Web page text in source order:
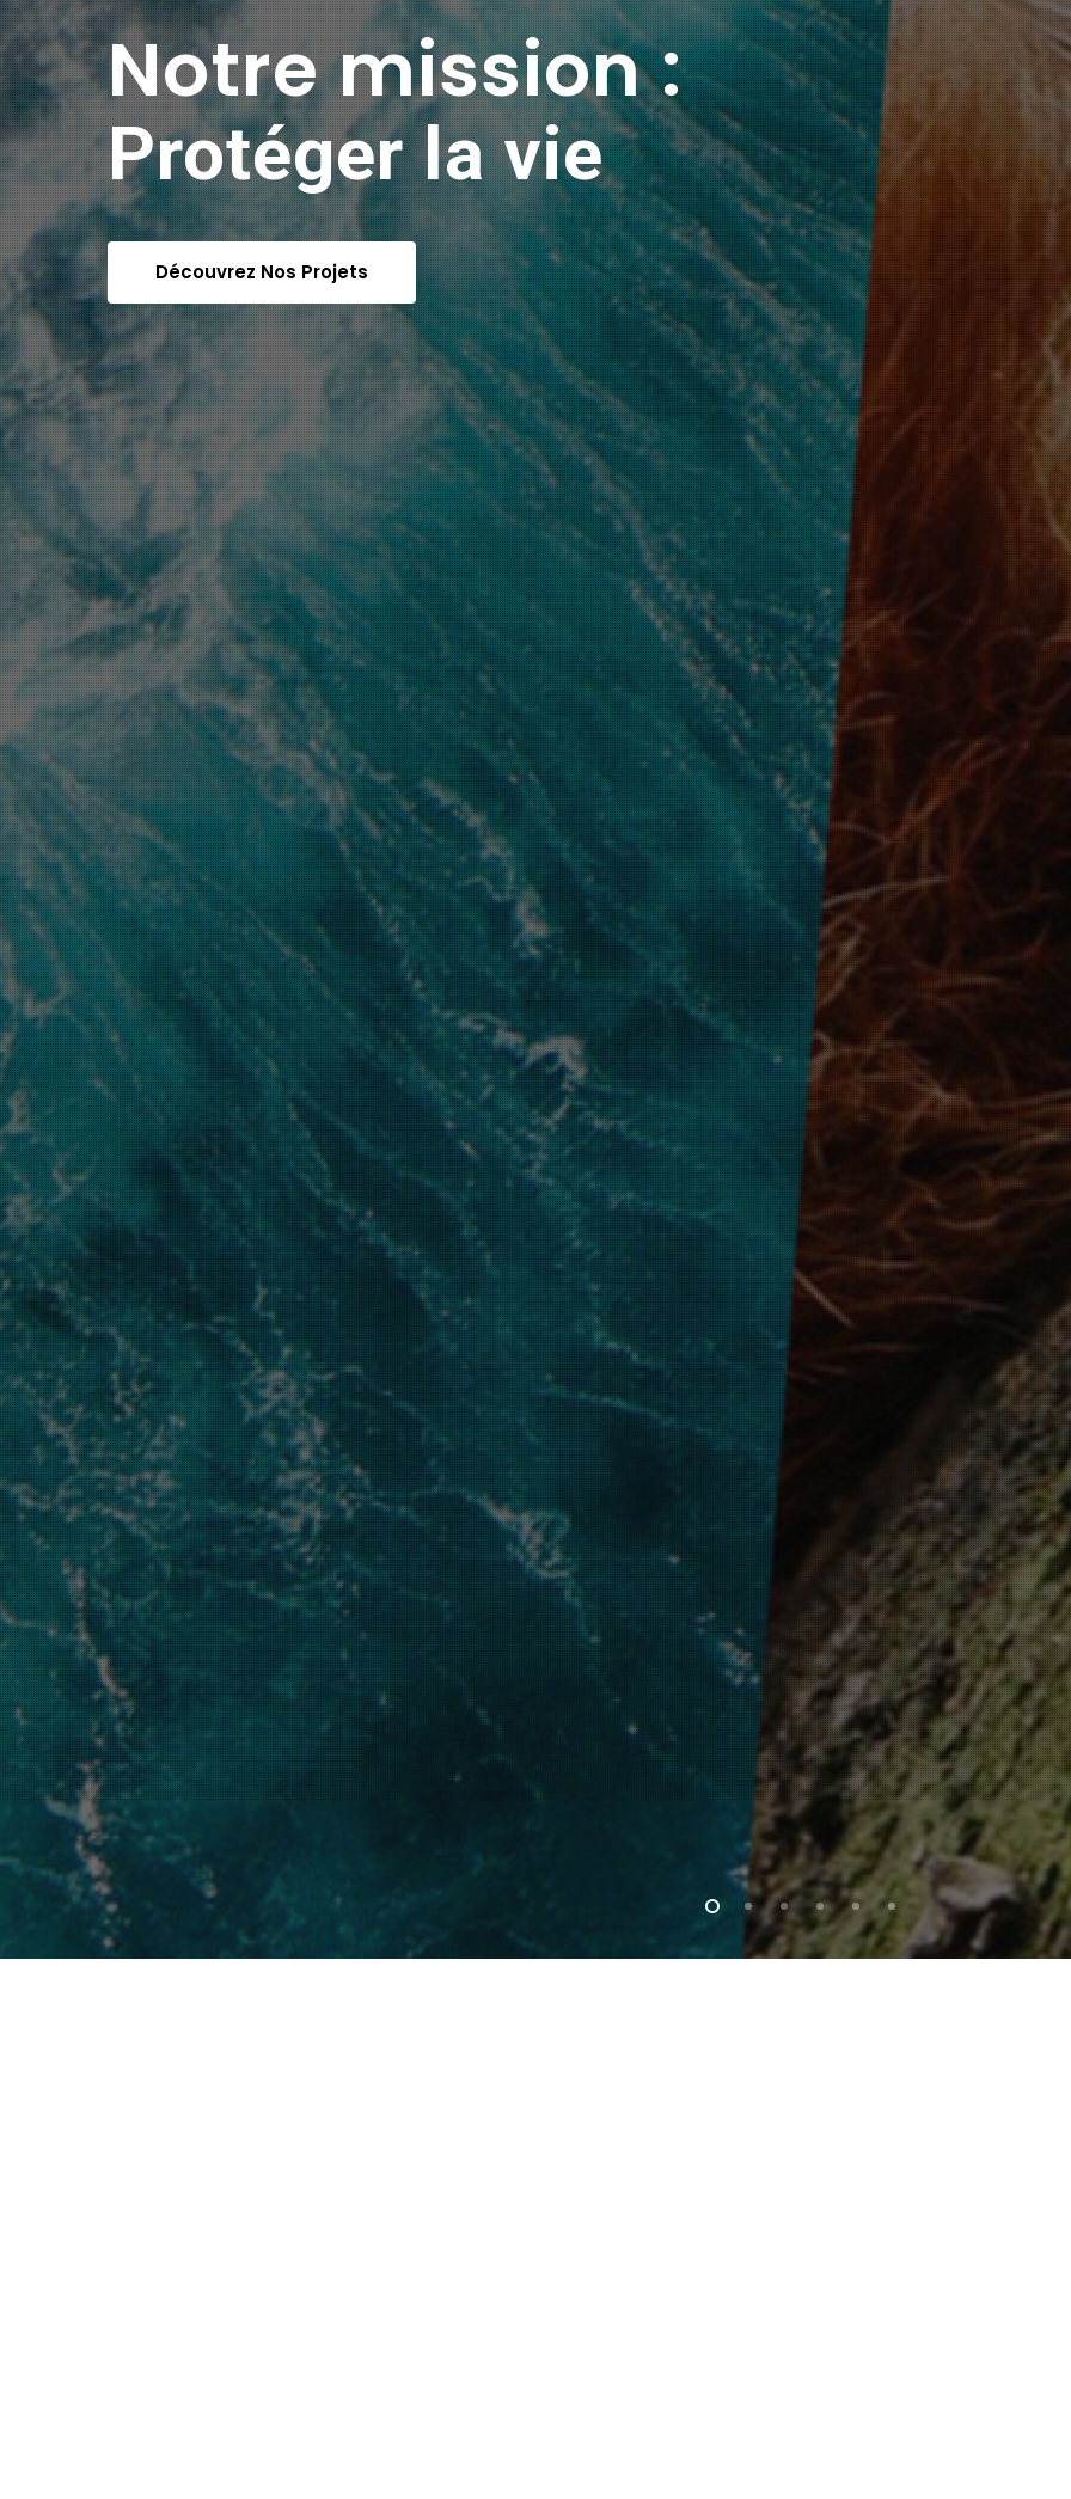
Nous sauvons
des animaux de
Voir Les Animaux À Adopter
facebook instagram
© 2026 Association YouCare. déclarée et enregistrée sous le n° W922017304, domiciliée au 25,
92300 France